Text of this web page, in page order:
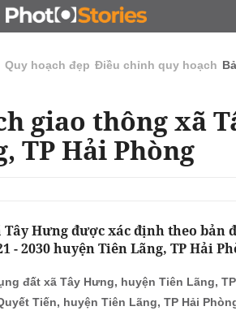
ĐẤU GIÁ - ĐẤU THẦU KINH DOANH
Quy hoạch đẹp Điều chỉnh quy hoạch
giao thông xã
TP Hải Phòng
Hưng được xác định theo bản
- 2030 huyện Tiên Lãng, TP Hải
đất xã Tây Hưng, huyện Tiên Lãng,
Tiến, huyện Tiên Lãng, TP Hải